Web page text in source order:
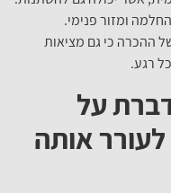
ומזור פנימי.
ההכרה כי גם מציאות
רגע.
על
לעורר אותה